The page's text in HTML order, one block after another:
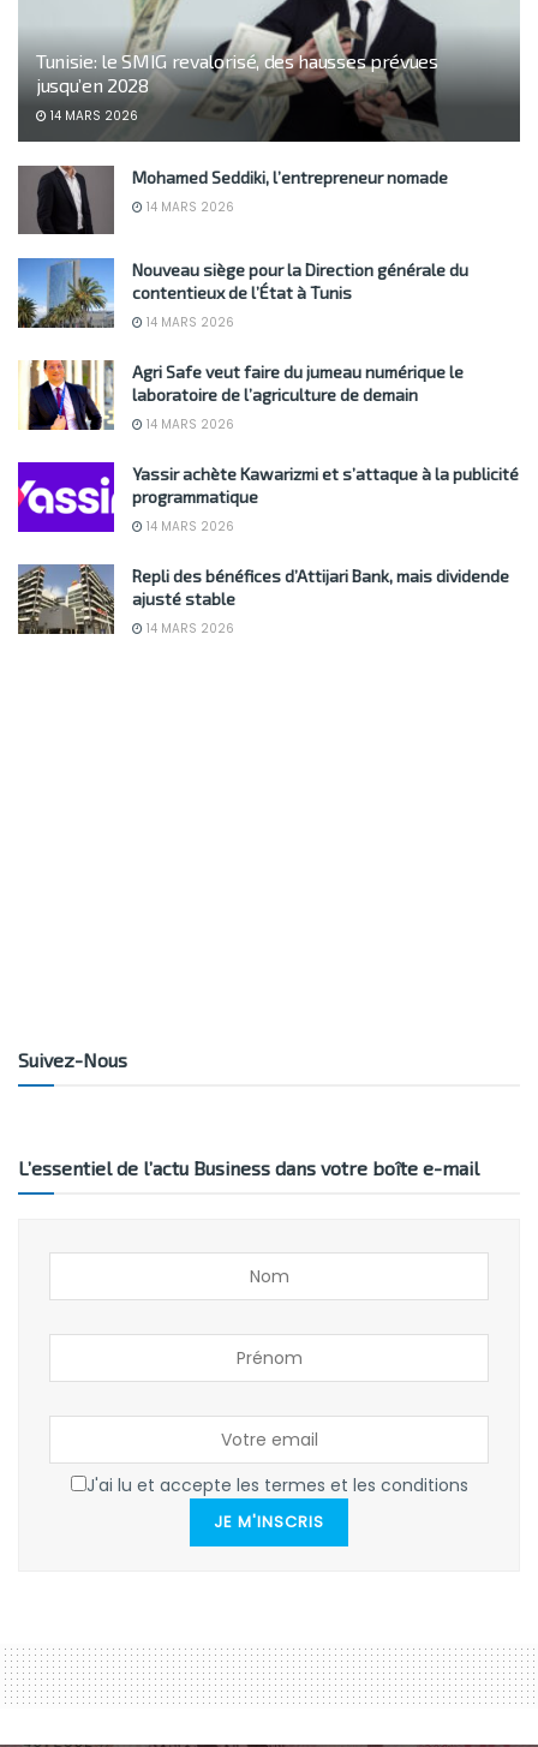
Tunisie: le SMIG revalorisé, des hausses prévues
jusqu’en 2028
14 MARS 2026
Mohamed Seddiki, l’entrepreneur nomade
14 MARS 2026
Nouveau siège pour la Direction générale du
contentieux de l’État à Tunis
14 MARS 2026
Agri Safe veut faire du jumeau numérique le
laboratoire de l’agriculture de demain
14 MARS 2026
Yassir achète Kawarizmi et s’attaque à la publicité
programmatique
14 MARS 2026
Repli des bénéfices d’Attijari Bank, mais dividende
ajusté stable
14 MARS 2026
Suivez-Nous
L’essentiel de l’actu Business dans votre boîte e-mail
J'ai lu et accepte les termes et les conditions
JE M'INSCRIS